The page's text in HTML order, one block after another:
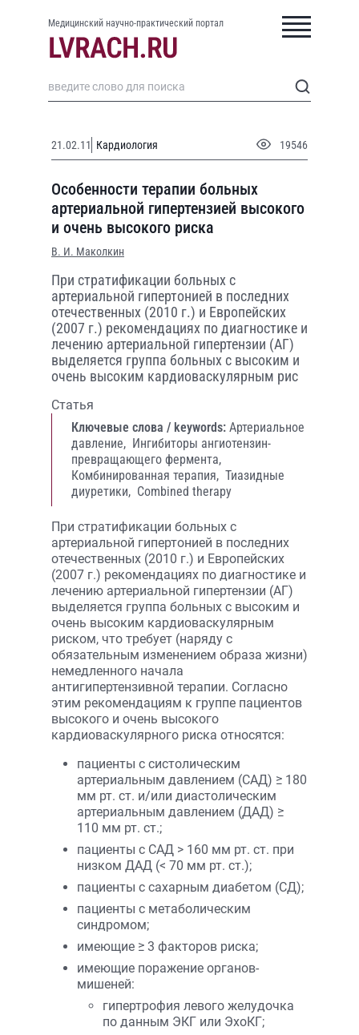
Медицинский научно-практический портал
21.02.11 Кардиология 19546
Особенности терапии больных
артериальной гипертензией высокого
и очень высокого риска
В. И. Маколкин
При стратификации больных с
артериальной гипертонией в последних
отечественных (2010 г.) и Европейских
(2007 г.) рекомендациях по диагностике и
лечению артериальной гипертензии (АГ)
выделяется группа больных с высоким и
очень высоким кардиоваскулярным рис
Статья
Ключевые слова / keywords: Артериальное
давление, Ингибиторы ангиотензин-
превращающего фермента,
Комбинированная терапия, Тиазидные
диуретики, Combined therapy
При стратификации больных с
артериальной гипертонией в последних
отечественных (2010 г.) и Европейских
(2007 г.) рекомендациях по диагностике и
лечению артериальной гипертензии (АГ)
выделяется группа больных с высоким и
очень высоким кардиоваскулярным
риском, что требует (наряду с
обязательным изменением образа жизни)
немедленного начала
антигипертензивной терапии. Согласно
этим рекомендациям к группе пациентов
высокого и очень высокого
кардиоваскулярного риска относятся:
пациенты с систолическим
артериальным давлением (САД) ≥ 180
мм рт. ст. и/или диастолическим
артериальным давлением (ДАД) ≥
110 мм рт. ст.;
пациенты с САД > 160 мм рт. ст. при
низком ДАД (< 70 мм рт. ст.);
пациенты с сахарным диабетом (СД);
пациенты с метаболическим
синдромом;
имеющие ≥ 3 факторов риска;
имеющие поражение органов-
мишеней:
гипертрофия левого желудочка
по данным ЭКГ или ЭхоКГ;